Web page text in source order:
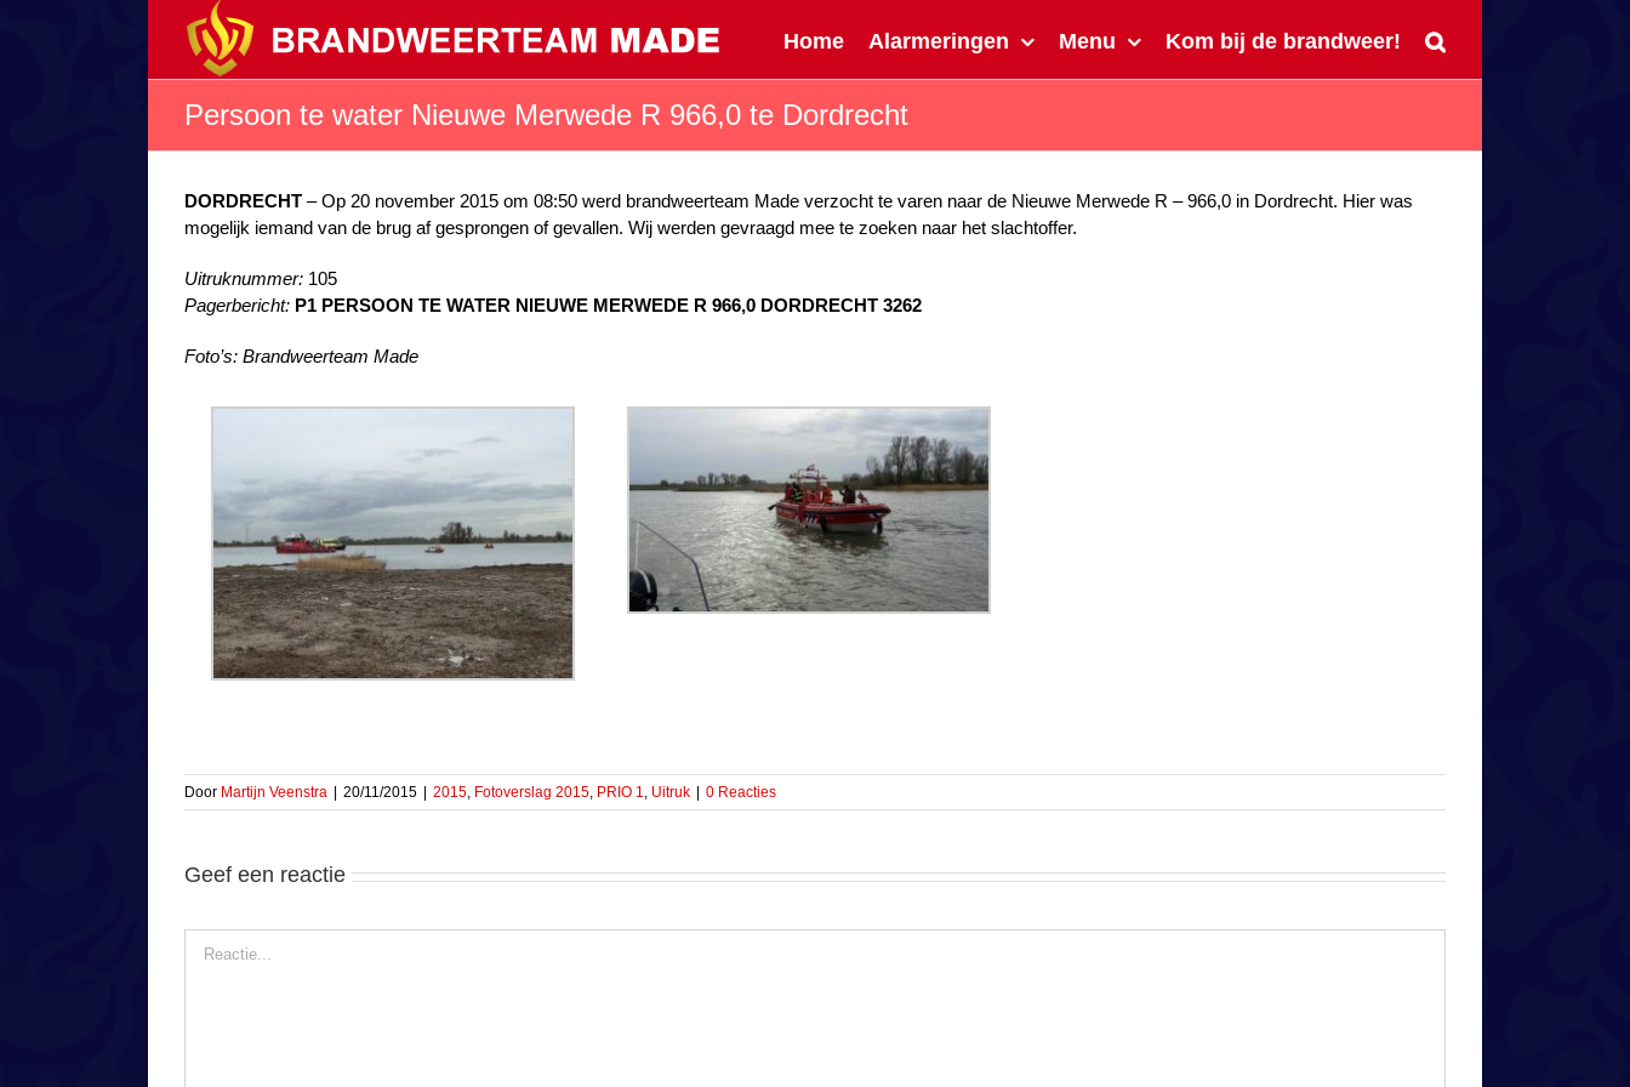
Home Alarmeringen Menu Kom bij de brandweer!
Persoon te water Nieuwe Merwede R 966,0 te Dordrecht
DORDRECHT – Op 20 november 2015 om 08:50 werd brandweerteam Made verzocht te varen naar de Nieuwe Merwede R – 966,0 in Dordrecht. Hier was
mogelijk iemand van de brug af gesprongen of gevallen. Wij werden gevraagd mee te zoeken naar het slachtoffer.
Uitruknummer: 105
Pagerbericht: P1 PERSOON TE WATER NIEUWE MERWEDE R 966,0 DORDRECHT 3262
Foto’s: Brandweerteam Made
Door Martijn Veenstra 20/11/2015 2015, Fotoverslag 2015, PRIO 1, Uitruk 0 Reacties
Geef een reactie